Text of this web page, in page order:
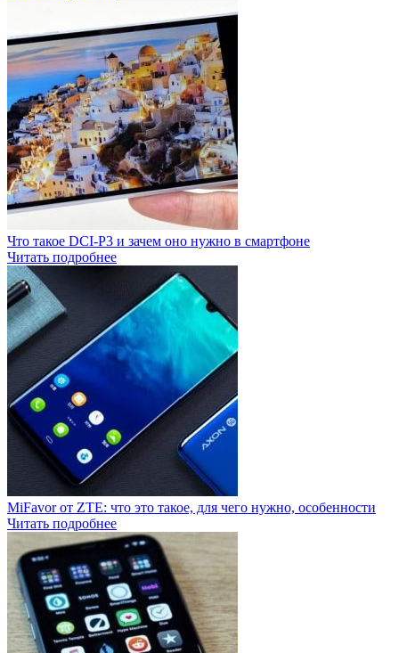
Что такое DCI-P3 и зачем оно нужно в смартфоне
Читать подробнее
MiFavor от ZTE: что это такое, для чего нужно, особенности
Читать подробнее